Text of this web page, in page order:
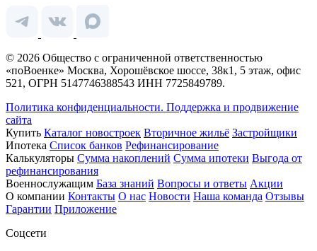
© 2026 Общество с ограниченной ответственностью
«поВоенке» Москва, Хорошёвское шоссе, 38к1, 5 этаж, офис
521, ОГРН 5147746388543 ИНН 7725849789.
Политика конфиденциальности. Поддержка и продвижение
сайта
Купить Каталог новостроек Вторичное жильё Застройщики
Ипотека Список банков Рефинансирование
Калькуляторы Сумма накоплений Сумма ипотеки Выгода от
рефинансирования
Военнослужащим База знаний Вопросы и ответы Акции
О компании Контакты О нас Новости Наша команда Отзывы
Гарантии Приложение
Соцсети